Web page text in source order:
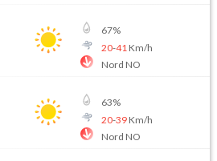
67%
20-41 Km/h
Nord NO
63%
20-39Km/h
Nord NO